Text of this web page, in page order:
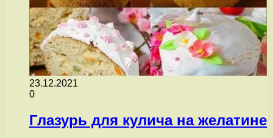
23.12.2021
0
Глазурь для кулича на желатине